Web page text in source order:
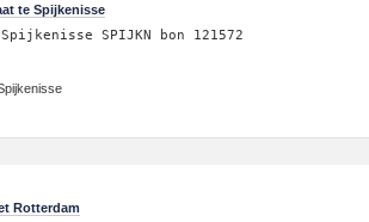
te Spijkenisse
SPIJKN bon 121572
Rotterdam